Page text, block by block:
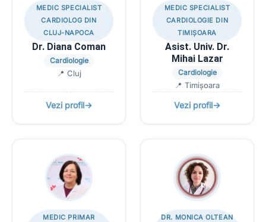
MEDIC SPECIALIST
CARDIOLOG DIN
CLUJ-NAPOCA
Dr. Diana Coman
Cardiologie
📍 Cluj
Vezi profil→
MEDIC SPECIALIST
CARDIOLOGIE DIN
TIMIȘOARA
Asist. Univ. Dr.
Mihai Lazar
Cardiologie
📍 Timișoara
Vezi profil→
MEDIC PRIMAR
DR. MONICA OLTEAN